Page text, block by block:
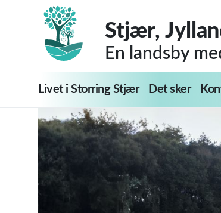
Stjær,
En landsby
Livet i Storring Stjær Det sker